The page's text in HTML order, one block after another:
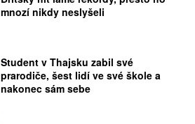
mnozí nikdy neslyšeli
Student v Thajsku zabil své
prarodiče, šest lidí ve své škole a
nakonec sám sebe